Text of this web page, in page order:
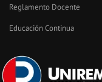
Reglamento Docente
Educación Continua